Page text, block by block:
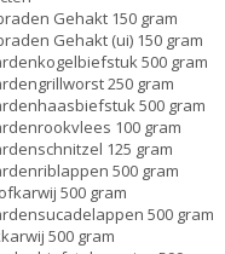
Gehakt 150 gram
Gehakt (ui) 150 gram
500 gram
250 gram
500 gram
100 gram
125 gram
500 gram
500 gram
500 gram
500 gram